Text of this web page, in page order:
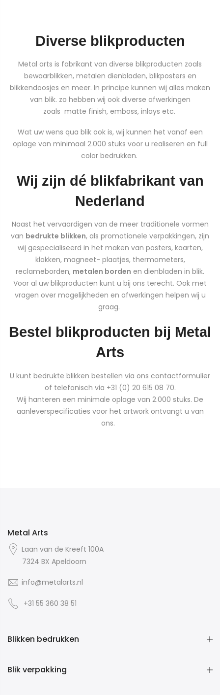
Diverse blikproducten
Metal arts is fabrikant van diverse blikproducten zoals
bewaarblikken, metalen dienbladen, blikposters en
blikkendoosjes en meer. In principe kunnen wij alles maken
van blik. zo hebben wij ook diverse afwerkingen
zoals matte finish, emboss, inlays etc.
Wat uw wens qua blik ook is, wij kunnen het vanaf een
oplage van minimaal 2.000 stuks voor u realiseren en full
color bedrukken.
Wij zijn dé blikfabrikant van
Nederland
Naast het vervaardigen van de meer traditionele vormen
van bedrukte blikken, als promotionele verpakkingen, zijn
wij gespecialiseerd in het maken van posters, kaarten,
klokken, magneet- plaatjes, thermometers,
reclameborden, metalen borden en dienbladen in blik.
Voor al uw blikproducten kunt u bij ons terecht. Ook met
vragen over mogelijkheden en afwerkingen helpen wij u
graag.
Bestel blikproducten bij Metal
Arts
U kunt bedrukte blikken bestellen via ons contactformulier
of telefonisch via +31 (0) 20 615 08 70.
Wij hanteren een minimale oplage van 2.000 stuks. De
aanleverspecificaties voor het artwork ontvangt u van
ons.
Metal Arts
Laan van de Kreeft 100A
7324 BX Apeldoorn
info@metalarts.nl
+31 55 360 38 51
Blikken bedrukken
Blik verpakking